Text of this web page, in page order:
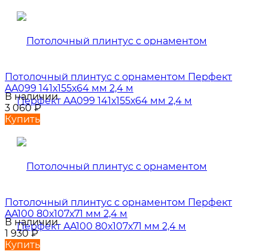
Потолочный плинтус с орнаментом Перфект
AA099 141х155х64 мм 2,4 м
В наличии
3 060₽
Купить
Потолочный плинтус с орнаментом Перфект
AA100 80х107х71 мм 2,4 м
В наличии
1 930₽
Купить